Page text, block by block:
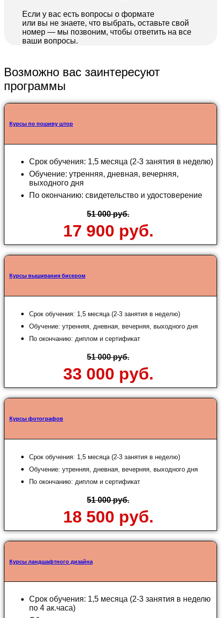
Если у вас есть вопросы о формате
или вы не знаете, что выбрать, оставьте свой
номер — мы позвоним, чтобы ответить на все
ваши вопросы.
Возможно вас заинтересуют
программы
Курсы по пошиву штор
Срок обучения: 1,5 месяца (2-3 занятия в неделю)
Обучение: утренняя, дневная, вечерняя,
выходного дня
По окончанию: свидетельство и удостоверение
51 000 руб.
17 900 руб.
Курсы вышивания бисером
Срок обучения: 1,5 месяца (2-3 занятия в неделю)
Обучение: утренняя, дневная, вечерняя, выходного дня
По окончанию: диплом и сертификат
51 000 руб.
33 000 руб.
Курсы фотографов
Срок обучения: 1,5 месяца (2-3 занятия в неделю)
Обучение: утренняя, дневная, вечерняя, выходного дня
По окончанию: диплом и сертификат
51 000 руб.
18 500 руб.
Курсы ландшафтного дизайна
Срок обучения: 1,5 месяца (2-3 занятия в неделю
по 4 ак.часа)